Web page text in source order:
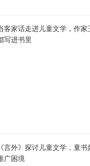
客家话走进儿童文学，作
写进书里
《言外》探讨儿童文学，童
广困境